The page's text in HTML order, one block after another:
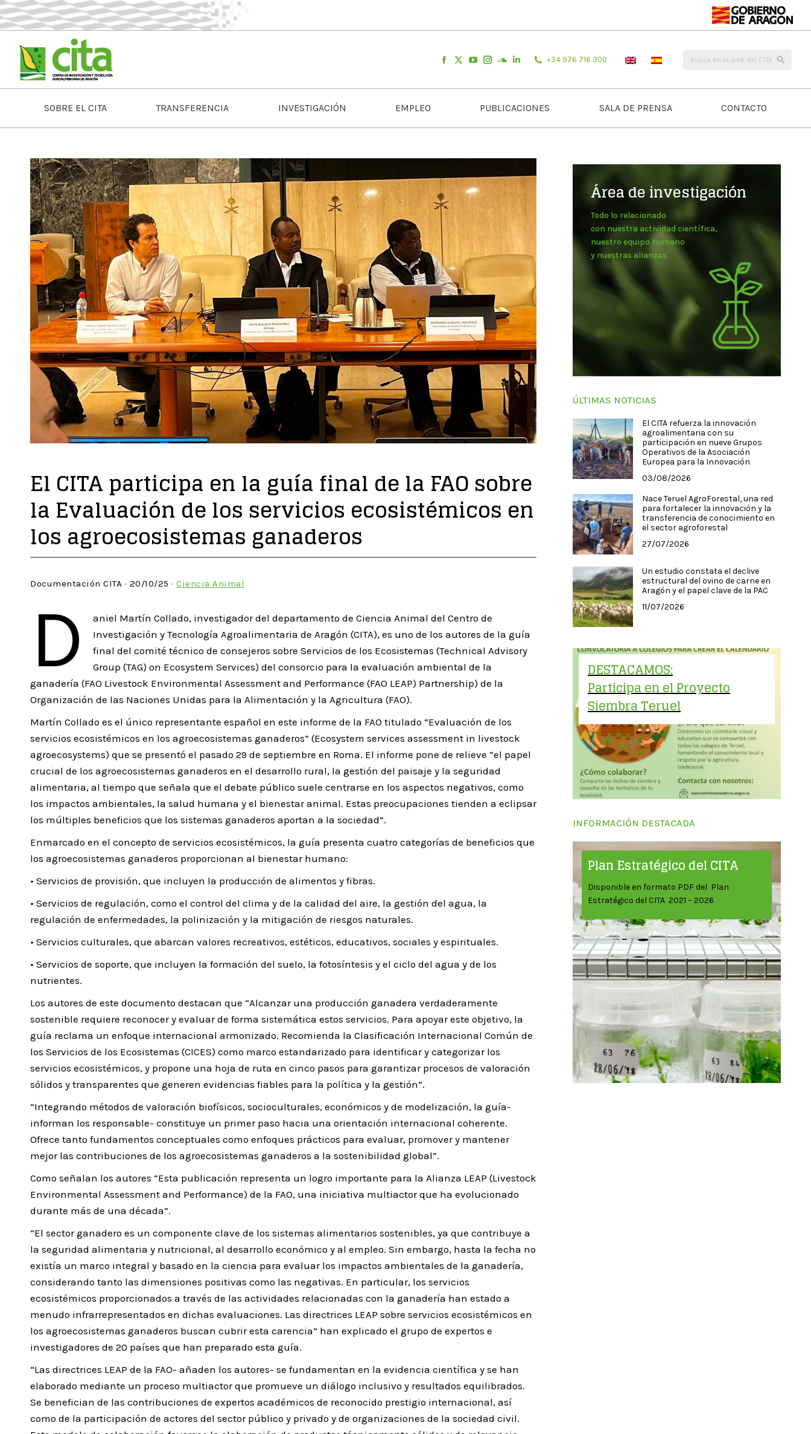
+34 976 716 300
SOBRE EL CITA TRANSFERENCIA INVESTIGACIÓN EMPLEO PUBLICACIONES SALA DE PRENSA CONTACTO
El CITA participa en la guía final de la FAO sobre
la Evaluación de los servicios ecosistémicos en
los agroecosistemas ganaderos
Documentación CITA · 20/10/25 · Ciencia Animal
D
aniel Martín Collado, investigador del departamento de Ciencia Animal del Centro de
Investigación y Tecnología Agroalimentaria de Aragón (CITA), es uno de los autores de la guía
final del comité técnico de consejeros sobre Servicios de los Ecosistemas (Technical Advisory
Group (TAG) on Ecosystem Services) del consorcio para la evaluación ambiental de la
ganadería (FAO Livestock Environmental Assessment and Performance (FAO LEAP) Partnership) de la
Organización de las Naciones Unidas para la Alimentación y la Agricultura (FAO).
Martín Collado es el único representante español en este informe de la FAO titulado “Evaluación de los
servicios ecosistémicos en los agroecosistemas ganaderos” (Ecosystem services assessment in livestock
agroecosystems) que se presentó el pasado 29 de septiembre en Roma. El informe pone de relieve “el papel
crucial de los agroecosistemas ganaderos en el desarrollo rural, la gestión del paisaje y la seguridad
alimentaria, al tiempo que señala que el debate público suele centrarse en los aspectos negativos, como
los impactos ambientales, la salud humana y el bienestar animal. Estas preocupaciones tienden a eclipsar
los múltiples beneficios que los sistemas ganaderos aportan a la sociedad”.
Enmarcado en el concepto de servicios ecosistémicos, la guía presenta cuatro categorías de beneficios que
los agroecosistemas ganaderos proporcionan al bienestar humano:
• Servicios de provisión, que incluyen la producción de alimentos y fibras.
• Servicios de regulación, como el control del clima y de la calidad del aire, la gestión del agua, la
regulación de enfermedades, la polinización y la mitigación de riesgos naturales.
• Servicios culturales, que abarcan valores recreativos, estéticos, educativos, sociales y espirituales.
• Servicios de soporte, que incluyen la formación del suelo, la fotosíntesis y el ciclo del agua y de los
nutrientes.
Los autores de este documento destacan que “Alcanzar una producción ganadera verdaderamente
sostenible requiere reconocer y evaluar de forma sistemática estos servicios. Para apoyar este objetivo, la
guía reclama un enfoque internacional armonizado. Recomienda la Clasificación Internacional Común de
los Servicios de los Ecosistemas (CICES) como marco estandarizado para identificar y categorizar los
servicios ecosistémicos, y propone una hoja de ruta en cinco pasos para garantizar procesos de valoración
sólidos y transparentes que generen evidencias fiables para la política y la gestión”.
“Integrando métodos de valoración biofísicos, socioculturales, económicos y de modelización, la guía-
informan los responsable- constituye un primer paso hacia una orientación internacional coherente.
Ofrece tanto fundamentos conceptuales como enfoques prácticos para evaluar, promover y mantener
mejor las contribuciones de los agroecosistemas ganaderos a la sostenibilidad global”.
Como señalan los autores “Esta publicación representa un logro importante para la Alianza LEAP (Livestock
Environmental Assessment and Performance) de la FAO, una iniciativa multiactor que ha evolucionado
durante más de una década”.
“El sector ganadero es un componente clave de los sistemas alimentarios sostenibles, ya que contribuye a
la seguridad alimentaria y nutricional, al desarrollo económico y al empleo. Sin embargo, hasta la fecha no
existía un marco integral y basado en la ciencia para evaluar los impactos ambientales de la ganadería,
considerando tanto las dimensiones positivas como las negativas. En particular, los servicios
ecosistémicos proporcionados a través de las actividades relacionadas con la ganadería han estado a
menudo infrarrepresentados en dichas evaluaciones. Las directrices LEAP sobre servicios ecosistémicos en
los agroecosistemas ganaderos buscan cubrir esta carencia” han explicado el grupo de expertos e
investigadores de 20 países que han preparado esta guía.
“Las directrices LEAP de la FAO- añaden los autores- se fundamentan en la evidencia científica y se han
elaborado mediante un proceso multiactor que promueve un diálogo inclusivo y resultados equilibrados.
Se benefician de las contribuciones de expertos académicos de reconocido prestigio internacional, así
como de la participación de actores del sector público y privado y de organizaciones de la sociedad civil.
Área de investigación
Todo lo relacionado
con nuestra actividad científica,
nuestro equipo humano
y nuestras alianzas.
ÚLTIMAS NOTICIAS
El CITA refuerza la innovación
agroalimentaria con su
participación en nueve Grupos
Operativos de la Asociación
Europea para la Innovación
03/08/2026
Nace Teruel AgroForestal, una red
para fortalecer la innovación y la
transferencia de conocimiento en
el sector agroforestal
27/07/2026
Un estudio constata el declive
estructural del ovino de carne en
Aragón y el papel clave de la PAC
11/07/2026
DESTACAMOS:
Participa en el Proyecto
Siembra Teruel
INFORMACIÓN DESTACADA
Plan Estratégico del CITA
Disponible en formato PDF del Plan
Estratégico del CITA 2021 – 2026